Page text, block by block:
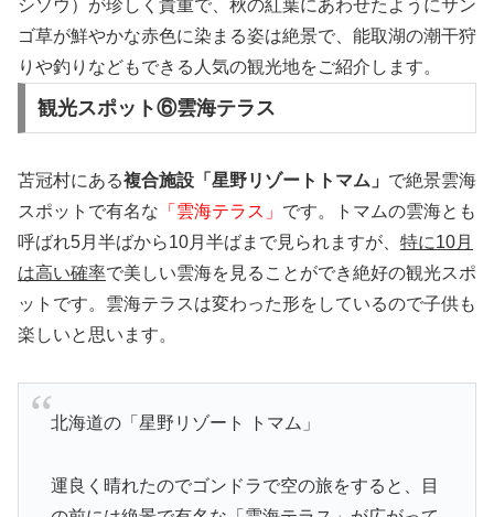
シソウ）が珍しく貴重で、秋の紅葉にあわせたようにサン
ゴ草が鮮やかな赤色に染まる姿は絶景で、能取湖の潮干狩
りや釣りなどもできる人気の観光地をご紹介します。
観光スポット⑥雲海テラス
苫冠村にある複合施設「星野リゾートトマム」 で絶景雲海
スポットで有名な 「雲海テラス」 です。トマムの雲海とも
呼ばれ5月半ばから10月半ばまで見られますが、 特に10月
は高い確率で美しい雲海を見ることができ絶好の観光スポ
ットです。雲海テラスは変わった形をしているので子供も
楽しいと思います。
北海道の「星野リゾート トマム」
運良く晴れたのでゴンドラで空の旅をすると、目